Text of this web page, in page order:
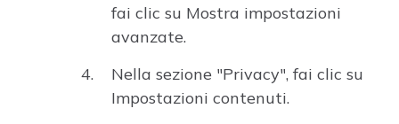
fai clic su Mostra impostazioni
avanzate.
Nella sezione "Privacy", fai clic su
Impostazioni contenuti.